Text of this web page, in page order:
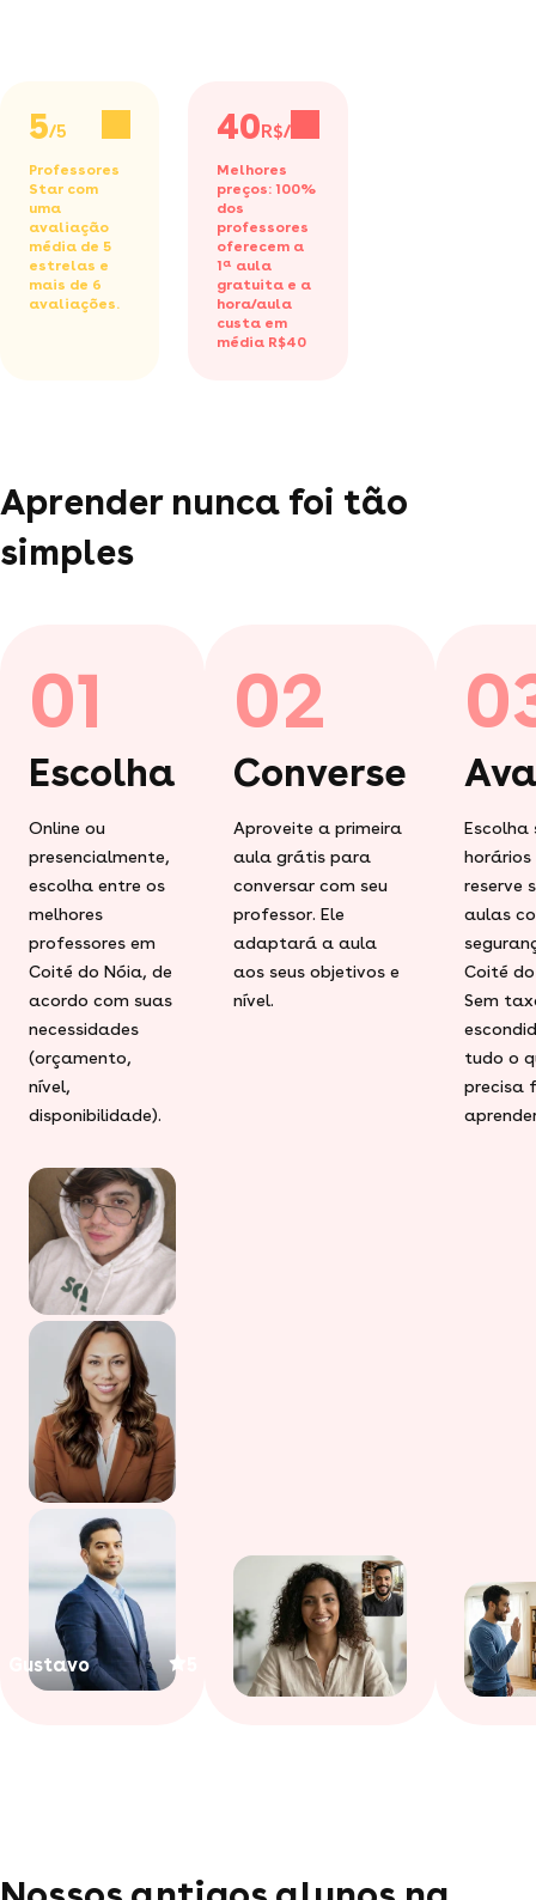
5/5
Professores
Star com
uma
avaliação
média de 5
estrelas e
mais de 6
avaliações.
40R$/h
Melhores
preços: 100%
dos
professores
oferecem a
1ª aula
gratuita e a
hora/aula
custa em
média R$40
Aprender nunca foi tão
simples
01
Escolha
Online ou
presencialmente,
escolha entre os
melhores
professores em
Coité do Nóia, de
acordo com suas
necessidades
(orçamento,
nível,
disponibilidade).
Gustavo
02
Converse
Aproveite a primeira
aula grátis para
conversar com seu
professor. Ele
adaptará a aula
aos seus objetivos e
nível.
Escolha
horários
reserve
aulas
Coité
Sem
tudo o
precisa